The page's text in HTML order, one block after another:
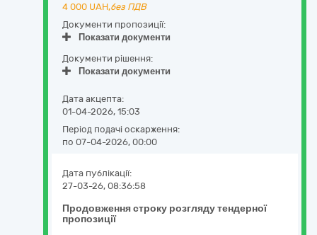
4 000 UAH,без ПДВ
Документи пропозиції:
Показати документи
Документи рішення:
Показати документи
Дата акцепта:
01-04-2026, 15:03
Період подачі оскарження:
по 07-04-2026, 00:00
Продовження строку розгляду тендерної
пропозиції
Дата публікації:
27-03-26, 08:36:58